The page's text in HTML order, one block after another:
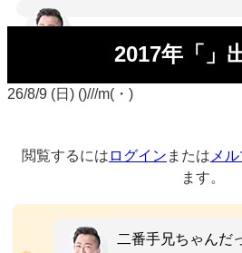
2017年「」
26/8/9 (日) ()///m(・)
閲覧するには ログイン または メ
ます。
二番手兄ちゃんだ